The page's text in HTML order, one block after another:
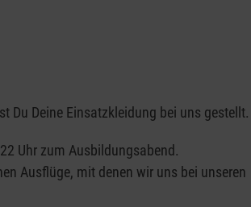
Du Deine Einsatzkleidung bei uns gestellt.
Uhr zum Ausbildungsabend.
Ausflüge, mit denen wir uns bei unseren